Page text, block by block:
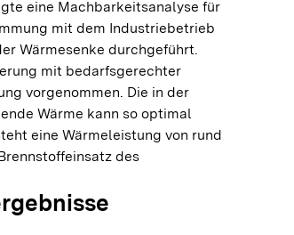
eine Machbarkeitsanalyse für
mit dem Industriebetrieb
Wärmesenke durchgeführt.
mit bedarfsgerechter
vorgenommen. Die in der
Wärme kann so optimal
eine Wärmeleistung von rund
des